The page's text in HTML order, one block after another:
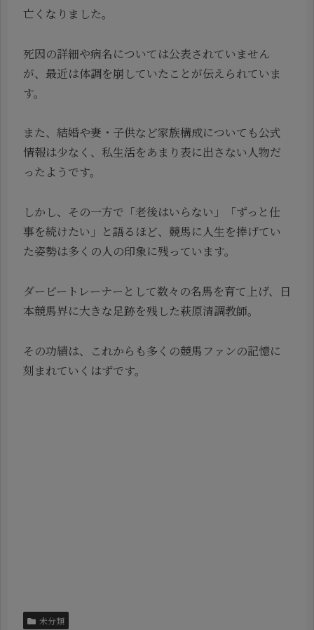
亡くなりました。
死因の詳細や病名については公表されていません
が、最近は体調を崩していたことが伝えられていま
す。
また、結婚や妻・子供など家族構成についても公式
情報は少なく、私生活をあまり表に出さない人物だ
ったようです。
しかし、その一方で「老後はいらない」「ずっと仕
事を続けたい」と語るほど、競馬に人生を捧げてい
た姿勢は多くの人の印象に残っています。
ダービートレーナーとして数々の名馬を育て上げ、日
本競馬界に大きな足跡を残した萩原清調教師。
その功績は、これからも多くの競馬ファンの記憶に
刻まれていくはずです。
未分類